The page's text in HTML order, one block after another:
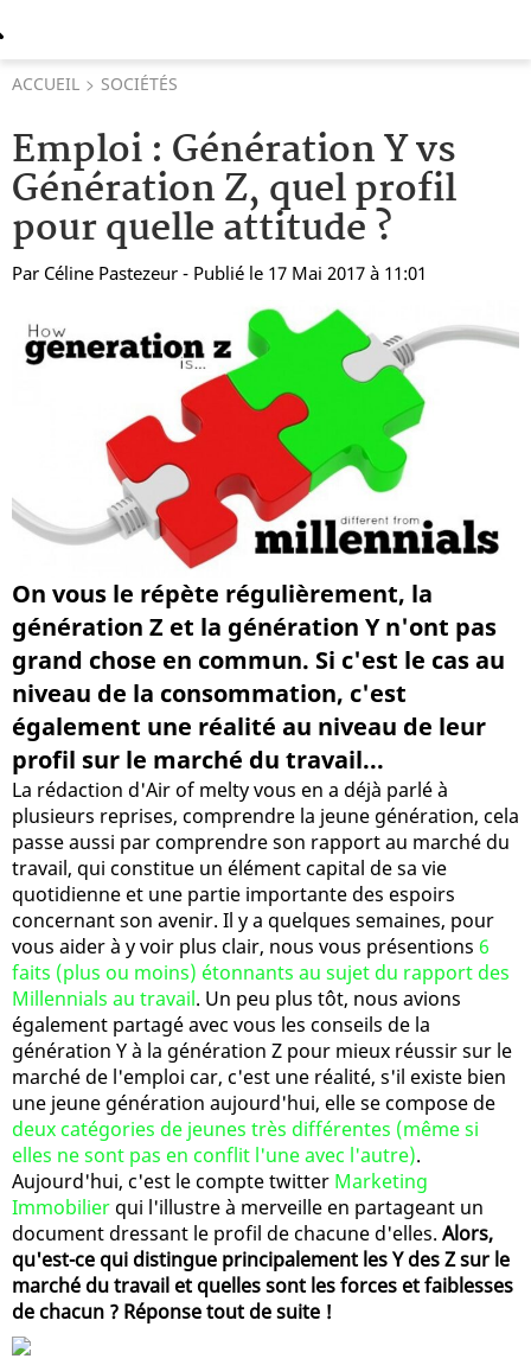
ACCUEIL SOCIÉTÉS
Emploi : Génération Y vs
Génération Z, quel profil
pour quelle attitude ?
Par Céline Pastezeur - Publié le 17 Mai 2017 à 11:01
On vous le répète régulièrement, la
génération Z et la génération Y n'ont pas
grand chose en commun. Si c'est le cas au
niveau de la consommation, c'est
également une réalité au niveau de leur
profil sur le marché du travail...
La rédaction d'Air of melty vous en a déjà parlé à
plusieurs reprises, comprendre la jeune génération, cela
passe aussi par comprendre son rapport au marché du
travail, qui constitue un élément capital de sa vie
quotidienne et une partie importante des espoirs
concernant son avenir. Il y a quelques semaines, pour
vous aider à y voir plus clair, nous vous présentions 6
faits (plus ou moins) étonnants au sujet du rapport des
Millennials au travail. Un peu plus tôt, nous avions
également partagé avec vous les conseils de la
génération Y à la génération Z pour mieux réussir sur le
marché de l'emploi car, c'est une réalité, s'il existe bien
une jeune génération aujourd'hui, elle se compose de
deux catégories de jeunes très différentes (même si
elles ne sont pas en conflit l'une avec l'autre).
Aujourd'hui, c'est le compte twitter Marketing
Immobilier qui l'illustre à merveille en partageant un
document dressant le profil de chacune d'elles. Alors,
qu'est-ce qui distingue principalement les Y des Z sur le
marché du travail et quelles sont les forces et faiblesses
de chacun ? Réponse tout de suite !